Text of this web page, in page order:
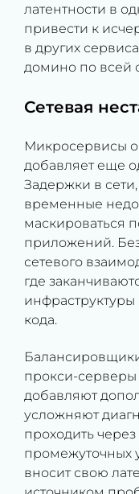
латентности в
привести к
в других
домино по всей
Сетевая
Микросервисы
добавляет еще
Задержки в
временные
маскироваться
приложений.
сетевого
где
кода.
прокси-
добавляют
усложняют
проходить
промежуточных
вносит свою